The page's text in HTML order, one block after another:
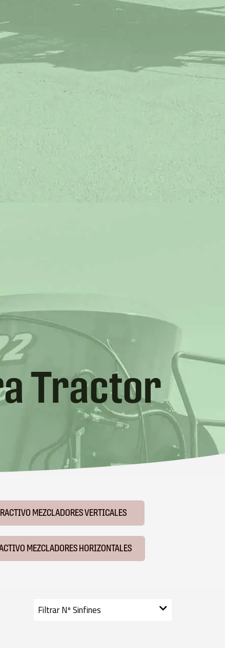
Tractor
MEZCLADORES VERTICALES
MEZCLADORES HORIZONTALES
FiltrarNº Sinfines